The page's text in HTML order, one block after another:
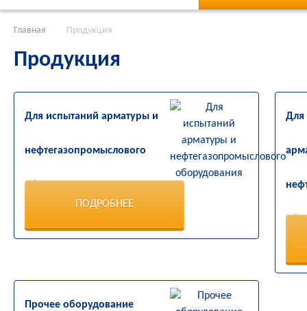
Главная Продукция
Продукция
Для испытаний арматуры и
нефтегазопромыслового
оборудования
ПОДРОБНЕЕ
Для
Прочее оборудование